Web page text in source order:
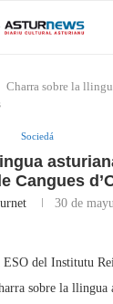
Charra sobre la
Sociedá
Cangues
30 de
del Institutu
sobre la llingua